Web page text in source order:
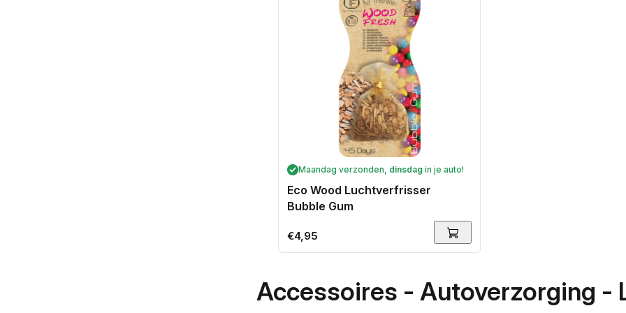
Maandag verzonden, dinsdag in je auto!
Eco Wood Luchtverfrisser
Bubble Gum
Normale
prijs
€4,95
Accessoires - Autoverzorging -